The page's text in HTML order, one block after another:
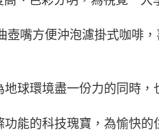
壺嘴方便沖泡濾掛式咖啡
地球環境盡一份力的同時，
能的科技瑰寶，為愉快的